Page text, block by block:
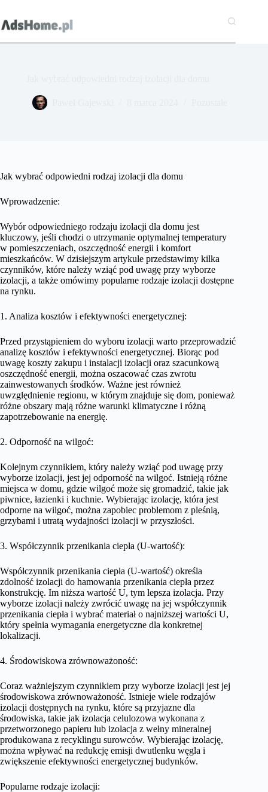
treści
Jak wybrać odpowiedni rodzaj izolacji dla domu
Wprowadzenie:
Wybór odpowiedniego rodzaju izolacji dla domu jest
kluczowy, jeśli chodzi o utrzymanie optymalnej temperatury
w pomieszczeniach, oszczędność energii i komfort
mieszkańców. W dzisiejszym artykule przedstawimy kilka
czynników, które należy wziąć pod uwagę przy wyborze
izolacji, a także omówimy popularne rodzaje izolacji dostępne
na rynku.
1. Analiza kosztów i efektywności energetycznej:
Przed przystąpieniem do wyboru izolacji warto przeprowadzić
analizę kosztów i efektywności energetycznej. Biorąc pod
uwagę koszty zakupu i instalacji izolacji oraz szacunkową
oszczędność energii, można oszacować czas zwrotu
zainwestowanych środków. Ważne jest również
uwzględnienie regionu, w którym znajduje się dom, ponieważ
różne obszary mają różne warunki klimatyczne i różną
zapotrzebowanie na energię.
2. Odporność na wilgoć:
Kolejnym czynnikiem, który należy wziąć pod uwagę przy
wyborze izolacji, jest jej odporność na wilgoć. Istnieją różne
miejsca w domu, gdzie wilgoć może się gromadzić, takie jak
piwnice, łazienki i kuchnie. Wybierając izolację, która jest
odporne na wilgoć, można zapobiec problemom z pleśnią,
grzybami i utratą wydajności izolacji w przyszłości.
3. Współczynnik przenikania ciepła (U-wartość):
Współczynnik przenikania ciepła (U-wartość) określa
zdolność izolacji do hamowania przenikania ciepła przez
konstrukcję. Im niższa wartość U, tym lepsza izolacja. Przy
wyborze izolacji należy zwrócić uwagę na jej współczynnik
przenikania ciepła i wybrać materiał o najniższej wartości U,
który spełnia wymagania energetyczne dla konkretnej
lokalizacji.
4. Środowiskowa zrównoważoność:
Coraz ważniejszym czynnikiem przy wyborze izolacji jest jej
środowiskowa zrównoważoność. Istnieje wiele rodzajów
izolacji dostępnych na rynku, które są przyjazne dla
środowiska, takie jak izolacja celulozowa wykonana z
przetworzonego papieru lub izolacja z wełny mineralnej
produkowana z recyklingu surowców. Wybierając izolację,
można wpływać na redukcję emisji dwutlenku węgla i
zwiększenie efektywności energetycznej budynków.
Popularne rodzaje izolacji: